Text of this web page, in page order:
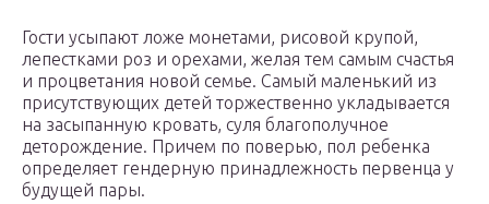
Гости усыпают ложе монетами, рисовой крупой,
лепестками роз и орехами, желая тем самым счастья
и процветания новой семье. Самый маленький из
присутствующих детей торжественно укладывается
на засыпанную кровать, суля благополучное
деторождение. Причем по поверью, пол ребенка
определяет гендерную принадлежность первенца у
будущей пары.